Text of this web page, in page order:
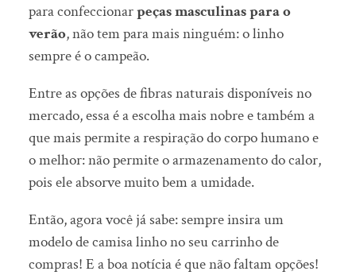
para confeccionarpeças masculinas para o
verão, não tem para mais ninguém: o linho
sempre é o campeão.
Entre as opções de fibras naturais disponíveis no
mercado, essa é a escolha mais nobre e também a
que mais permite a respiração do corpo humano e
o melhor: não permite o armazenamento do calor,
pois ele absorve muito bem a umidade.
Então, agora você já sabe: sempre insira um
modelo de camisa linho no seu carrinho de
compras! E a boa notícia é que não faltam opções!